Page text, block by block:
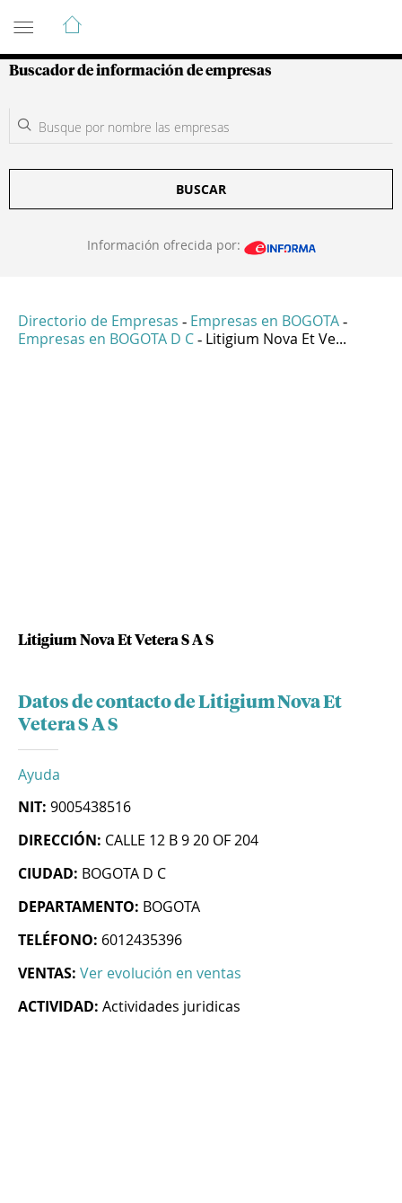
Guía de Empresas Colombianas
Buscador de información de empresas
BUSCAR
Información ofrecida por:
Directorio de Empresas - Empresas en BOGOTA -
Empresas en BOGOTA D C - Litigium Nova Et Ve...
Litigium Nova Et Vetera S A S
Datos de contacto de Litigium Nova Et
Vetera S A S
Ayuda
NIT: 9005438516
DIRECCIÓN: CALLE 12 B 9 20 OF 204
CIUDAD: BOGOTA D C
DEPARTAMENTO: BOGOTA
TELÉFONO: 6012435396
VENTAS: Ver evolución en ventas
ACTIVIDAD: Actividades juridicas